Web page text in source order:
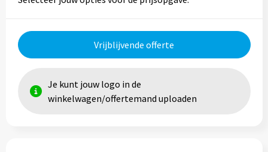
Vrijblijvende offerte
Je kunt jouw logo in de
winkelwagen/offertemand uploaden